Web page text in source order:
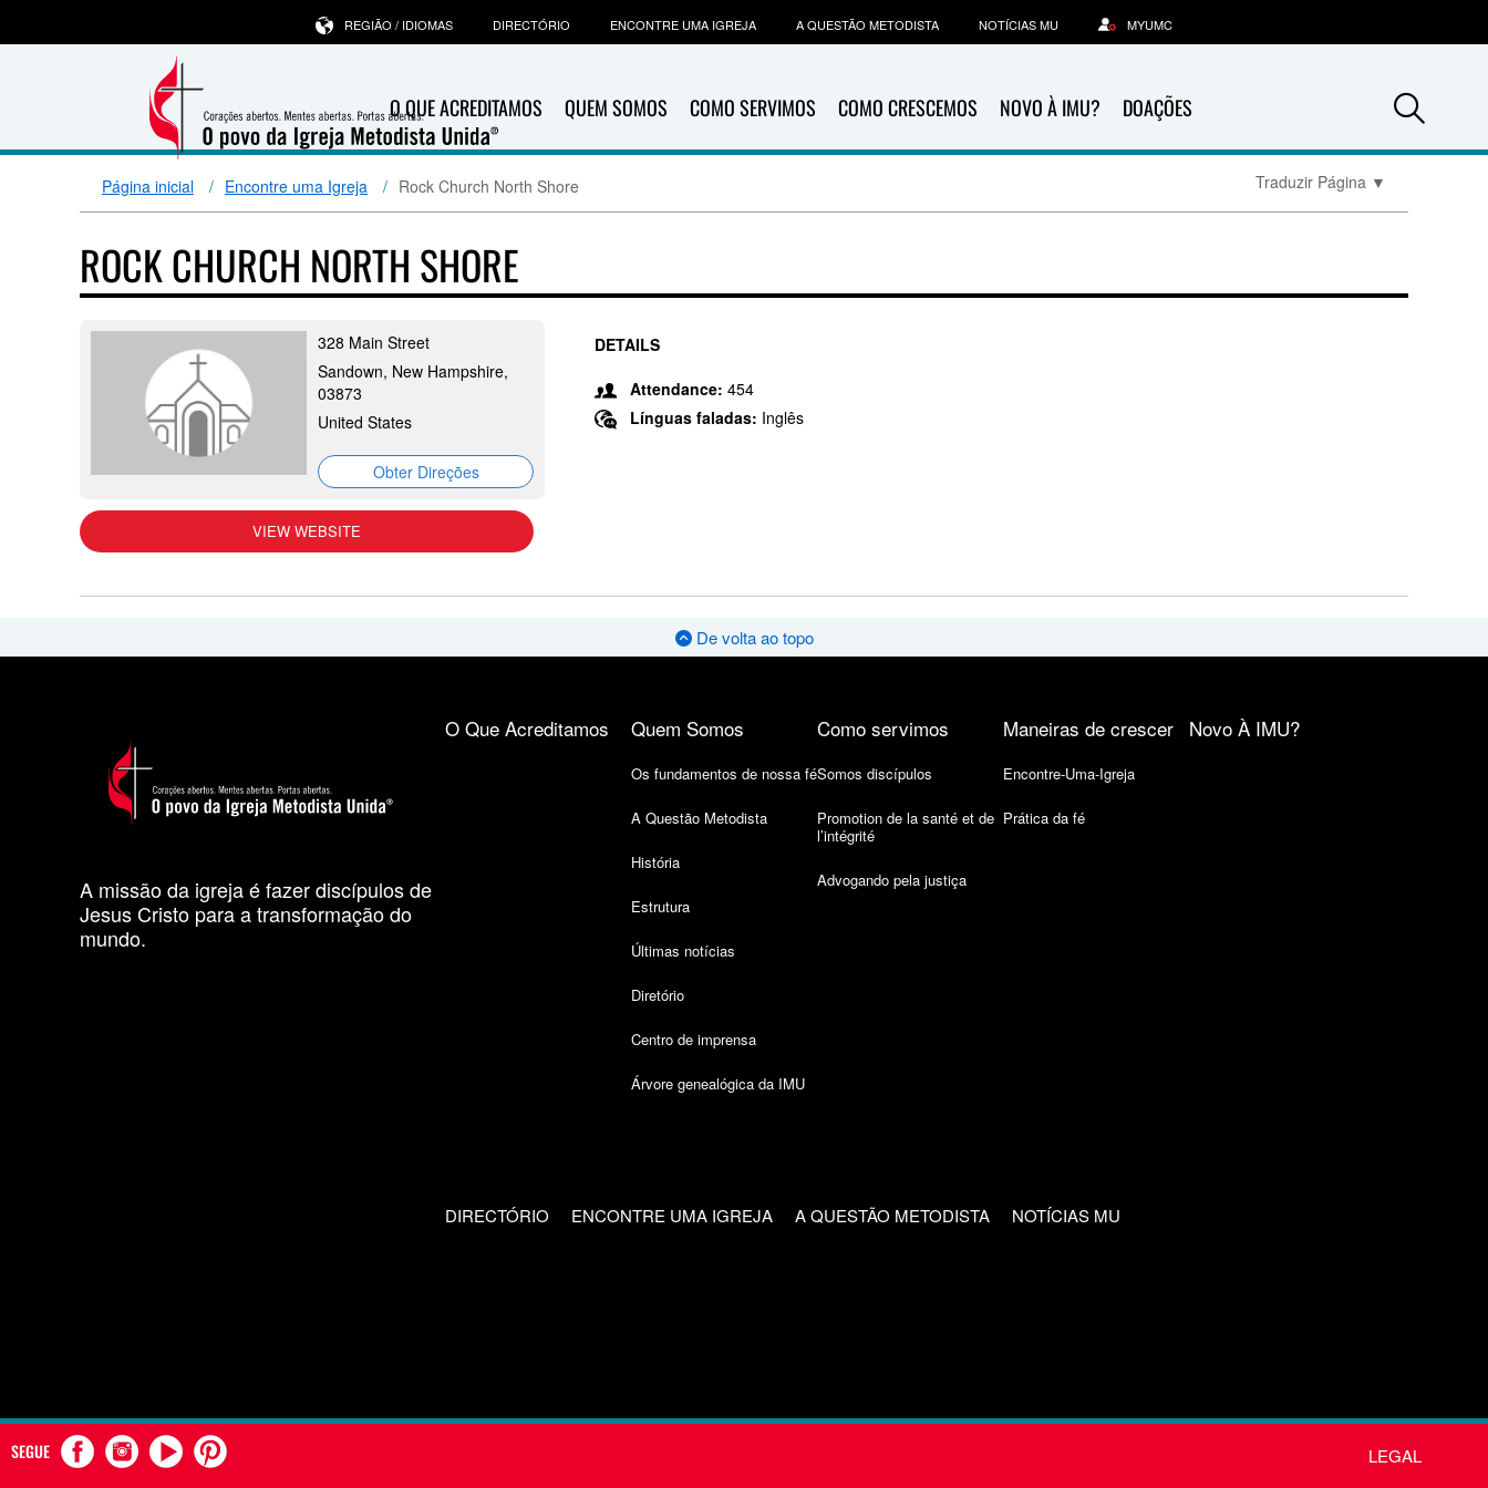
O QUE ACREDITAMOS QUEM SOMOS COMO SERVIMOS COMO CRESCEMOS NOVO À IMU? DOAÇÕES
REGIÃO / IDIOMAS DIRECTÓRIO ENCONTRE UMA IGREJA A QUESTÃO METODISTA NOTÍCIAS MU MYUMC
Página inicial Encontre uma Igreja Rock Church North Shore Traduzir Página ▼
ROCK CHURCH NORTH SHORE
328 Main Street
Sandown, New Hampshire,
03873
United States
Obter Direções
VIEW WEBSITE
DETAILS
Attendance: 454
Línguas faladas: Inglês
De volta ao topo
A missão da igreja é fazer discípulos de
Jesus Cristo para a transformação do
mundo.
O Que Acreditamos Quem Somos
Os fundamentos de nossa fé
A Questão Metodista
História
Estrutura
Últimas notícias
Diretório
Centro de imprensa
Árvore genealógica da IMU
Como servimos
Somos discípulos
Promotion de la santé et de
l’intégrité
Advogando pela justiça
Maneiras de crescer
Encontre-Uma-Igreja
Prática da fé
Novo À IMU?
DIRECTÓRIO ENCONTRE UMA IGREJA A QUESTÃO METODISTA NOTÍCIAS MU
SEGUE LEGAL